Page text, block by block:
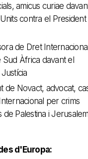
amicus curiae
contra el President
de Dret
Àfrica davant el
de Novact, advocat,
per crims
de Palestina i
d'Europa: